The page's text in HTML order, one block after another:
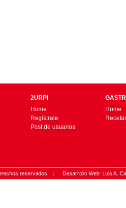
2URPI
Home
Regístrate
Post de usuarios
Home
reservados | Desarrollo Web: Luis